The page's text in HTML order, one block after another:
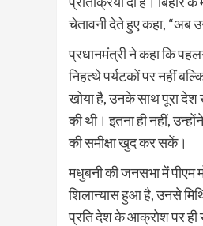
चेतावनी देते हुए कहा, “अब
प्रधानमंत्री ने कहा कि
निहत्थे पर्यटकों पर नहीं
खोया है, उनके साथ पूरा देश
की थी। इतना ही नहीं,
की समीक्षा खुद कर सकें।
मधुबनी की जनसभा में पीएम
शिलान्यास हुआ है, उनसे
प्रति देश के आक्रोश पर ही